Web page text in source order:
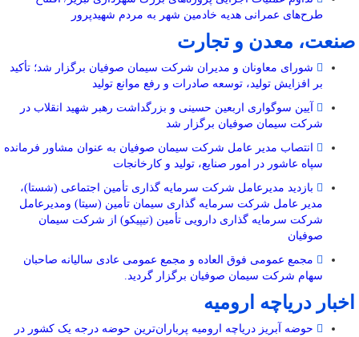
طرح‌های عمرانی هدیه خادمین شهر به مردم شهیدپرور
صنعت، معدن و تجارت
شورای معاونان و مدیران شرکت سیمان صوفیان برگزار شد؛ تأکید
بر افزایش تولید، توسعه صادرات و رفع موانع تولید
آیین سوگواری اربعین حسینی و بزرگداشت رهبر شهید انقلاب در
شرکت سیمان صوفیان برگزار شد
انتصاب مدیر عامل شرکت سیمان صوفیان به عنوان مشاور فرمانده
سپاه عاشور در امور صنایع، تولید و کارخانجات
بازدید مدیرعامل شرکت سرمایه گذاری تأمین اجتماعی (شستا)،
مدیر عامل شرکت سرمایه گذاری سیمان تأمین (سیتا) ومدیرعامل
شرکت سرمایه گذاری دارویی تأمین (تیپیکو) از شرکت سیمان
صوفیان
مجمع عمومی فوق العاده و مجمع عمومی عادی سالیانه صاحبان
سهام شرکت سیمان صوفیان برگزار گردید.
اخبار دریاچه ارومیه
حوضه آبریز دریاچه ارومیه پرباران‌ترین حوضه‌ درجه یک کشور در